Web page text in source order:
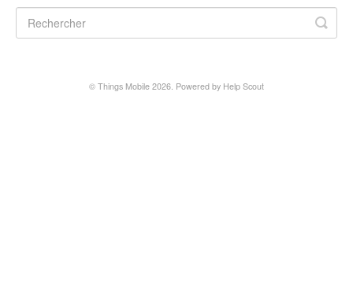
© Things Mobile 2026. Powered by Help Scout